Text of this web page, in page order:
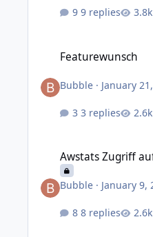
9 replies
Featurewunsch
Bubble · January
3 replies
Awstats Zugriff
Bubble · January 9,
8 replies